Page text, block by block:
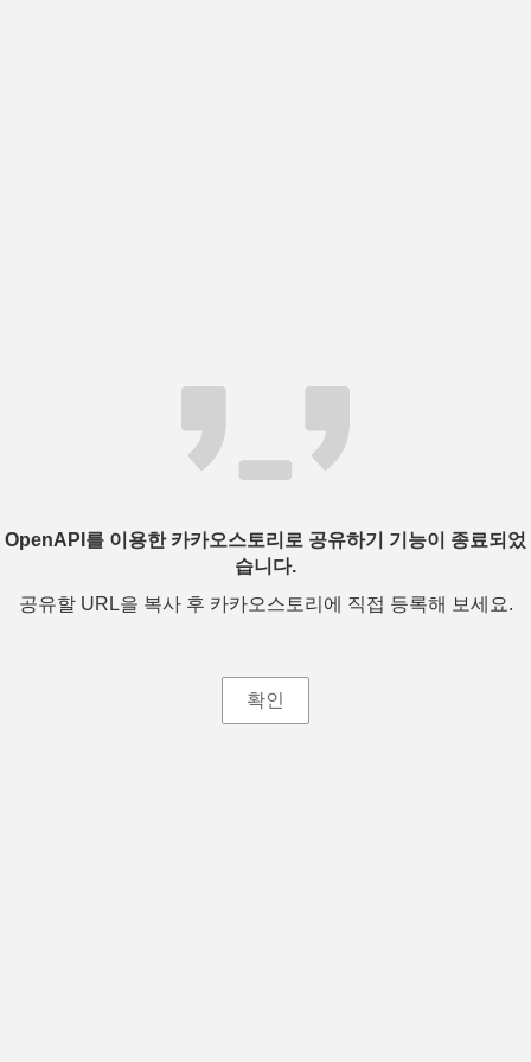
OpenAPI를 이용한 카카오스토리로 공유하기 기능이 종료되었
습니다.
공유할 URL을 복사 후 카카오스토리에 직접 등록해 보세요.
확인